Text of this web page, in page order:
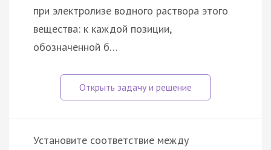
при электролизе водного раствора этого
вещества: к каждой позиции,
обозначенной б…
Установите соответствие между